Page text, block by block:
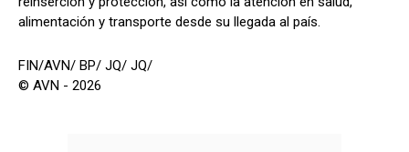
alimentación y transporte desde su llegada al país.
FIN/AVN/ BP/ JQ/ JQ/
© AVN - 2026